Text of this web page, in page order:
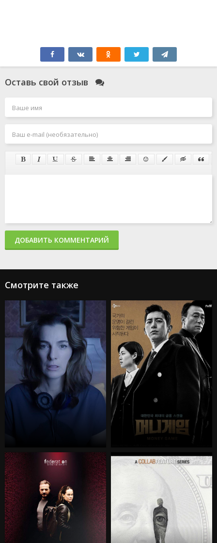
Оставь свой отзыв
ДОБАВИТЬ КОММЕНТАРИЙ
Смотрите также